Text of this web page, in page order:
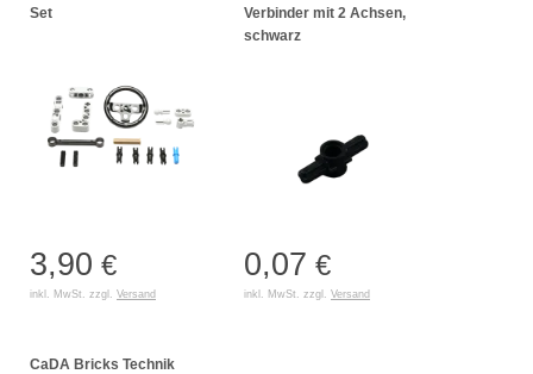
Set
3,90 €
inkl. MwSt. zzgl. Versand
Verbinder mit 2 Achsen,
schwarz
0,07 €
inkl. MwSt. zzgl. Versand
CaDA Bricks Technik